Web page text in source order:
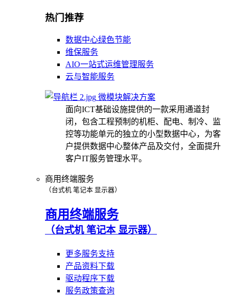
热门推荐
数据中心绿色节能
维保服务
AIO一站式运维管理服务
云与智能服务
微模块解决方案
面向ICT基础设施提供的一款采用通道封
闭，包含工程预制的机柜、配电、制冷、监
控等功能单元的独立的小型数据中心，为客
户提供数据中心整体产品及交付，全面提升
客户IT服务管理水平。
商用终端服务
（台式机 笔记本 显示器）
商用终端服务
（台式机 笔记本 显示器）
更多服务支持
产品资料下载
驱动程序下载
服务政策查询